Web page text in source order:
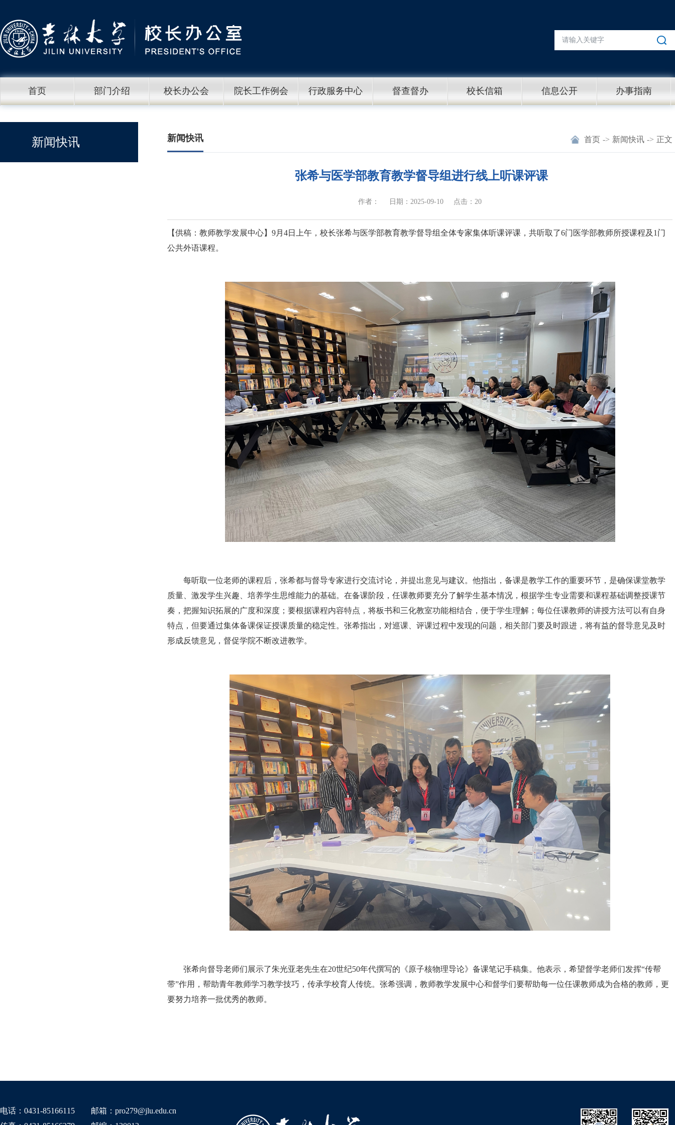
首页 部门介绍 校长办公会 院长工作例会 行政服务中心 督查督办 校长信箱 信息公开 办事指南
新闻快讯 新闻快讯 首页 -> 新闻快讯 -> 正文
张希与医学部教育教学督导组进行线上听课评课
作者： 日期：2025-09-10 点击：20
【供稿：教师教学发展中心】9月4日上午，校长张希与医学部教育教学督导组全体专家集体听课评课，共听取了6门医学部教师所授课程及1门
公共外语课程。
每听取一位老师的课程后，张希都与督导专家进行交流讨论，并提出意见与建议。他指出，备课是教学工作的重要环节，是确保课堂教学
质量、激发学生兴趣、培养学生思维能力的基础。在备课阶段，任课教师要充分了解学生基本情况，根据学生专业需要和课程基础调整授课节
奏，把握知识拓展的广度和深度；要根据课程内容特点，将板书和三化教室功能相结合，便于学生理解；每位任课教师的讲授方法可以有自身
特点，但要通过集体备课保证授课质量的稳定性。张希指出，对巡课、评课过程中发现的问题，相关部门要及时跟进，将有益的督导意见及时
形成反馈意见，督促学院不断改进教学。
张希向督导老师们展示了朱光亚老先生在20世纪50年代撰写的《原子核物理导论》备课笔记手稿集。他表示，希望督学老师们发挥“传帮
带”作用，帮助青年教师学习教学技巧，传承学校育人传统。张希强调，教师教学发展中心和督学们要帮助每一位任课教师成为合格的教师，更
要努力培养一批优秀的教师。
电话：0431-85166115 邮箱：pro279@jlu.edu.cn